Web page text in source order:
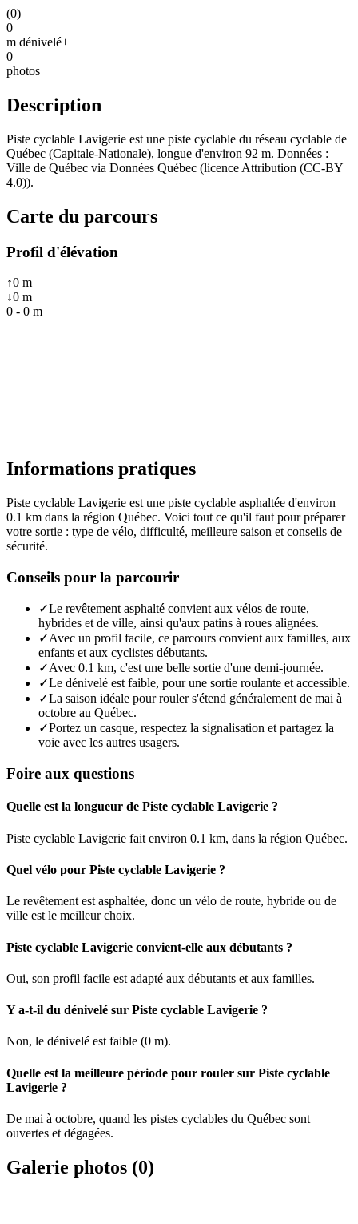
(0)
0
m dénivelé+
0
photos
Description
Piste cyclable Lavigerie est une piste cyclable du réseau cyclable de
Québec (Capitale-Nationale), longue d'environ 92 m. Données :
Ville de Québec via Données Québec (licence Attribution (CC-BY
4.0)).
Carte du parcours
Profil d'élévation
↑0 m
↓0 m
0 - 0 m
Informations pratiques
Piste cyclable Lavigerie est une piste cyclable asphaltée d'environ
0.1 km dans la région Québec. Voici tout ce qu'il faut pour préparer
votre sortie : type de vélo, difficulté, meilleure saison et conseils de
sécurité.
Conseils pour la parcourir
✓Le revêtement asphalté convient aux vélos de route,
hybrides et de ville, ainsi qu'aux patins à roues alignées.
✓Avec un profil facile, ce parcours convient aux familles, aux
enfants et aux cyclistes débutants.
✓Avec 0.1 km, c'est une belle sortie d'une demi-journée.
✓Le dénivelé est faible, pour une sortie roulante et accessible.
✓La saison idéale pour rouler s'étend généralement de mai à
octobre au Québec.
✓Portez un casque, respectez la signalisation et partagez la
voie avec les autres usagers.
Foire aux questions
Quelle est la longueur de Piste cyclable Lavigerie ?
Piste cyclable Lavigerie fait environ 0.1 km, dans la région Québec.
Quel vélo pour Piste cyclable Lavigerie ?
Le revêtement est asphaltée, donc un vélo de route, hybride ou de
ville est le meilleur choix.
Piste cyclable Lavigerie convient-elle aux débutants ?
Oui, son profil facile est adapté aux débutants et aux familles.
Y a-t-il du dénivelé sur Piste cyclable Lavigerie ?
Non, le dénivelé est faible (0 m).
Quelle est la meilleure période pour rouler sur Piste cyclable
Lavigerie ?
De mai à octobre, quand les pistes cyclables du Québec sont
ouvertes et dégagées.
Galerie photos (0)